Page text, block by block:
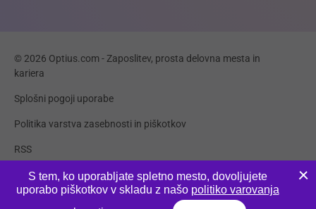
© 2026 Optius.com - Zaposlitev, prosta delovna mesta in
kariera
Splošni pogoji uporabe
Politika varstva zasebnosti in piškotkov
RSS
Piškotki
S tem, ko uporabljate spletno mesto, dovoljujete
uporabo piškotkov v skladu z našo politiko varovanja